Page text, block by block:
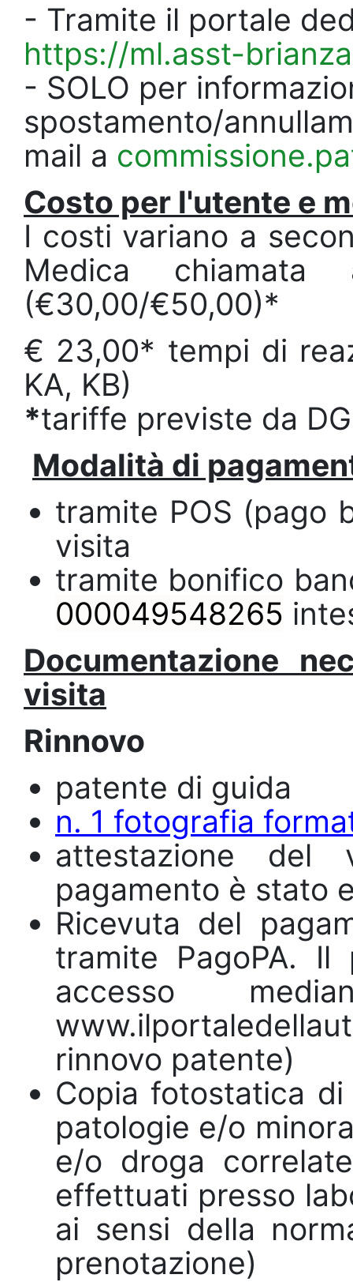
- Tramite il portale
https://ml.asst-
- SOLO per
spostamento/
mail a
Costo per l'utente e
I costi variano a
Medica
(€30,00/€50,00)*
€ 23,00* tempi di
KA, KB)
*tariffe previste da
Modalità di
tramite POS (pago
visita
tramite bonifico
000049548265
Documentazione
visita
Rinnovo
patente di guida
n. 1 fotografia
attestazione
pagamento è stato
Ricevuta del
tramite PagoPA.
accesso
rinnovo patente)
Copia fotostatica
patologie e/o
e/o droga
effettuati presso
ai sensi della
prenotazione)